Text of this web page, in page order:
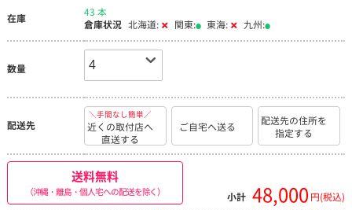
在庫
43 本
倉庫状況 北海道: 関東: 東海: 九州:
数量
配送先
＼手間なし簡単／
近くの取付店へ
直送する
ご自宅へ送る
配送先の住所を
指定する
送料無料
（沖縄・離島・個人宅への配送を除く） 小計 48,000 円(税込)